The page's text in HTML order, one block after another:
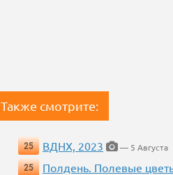
Также смотрите:
25 ВДНХ, 2023
— 5 Августа
25
Полдень. Полевые